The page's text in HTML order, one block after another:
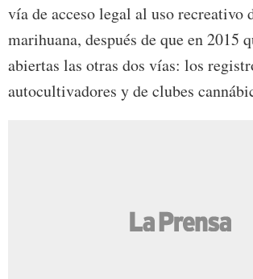
vía de acceso legal al uso recreativo
marihuana, después de que en 2015
abiertas las otras dos vías: los
autocultivadores y de clubes